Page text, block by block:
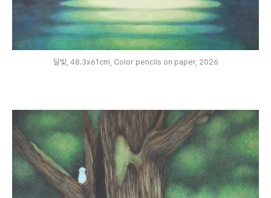
달빛, 48.3x61cm, Color pencils on paper, 2026